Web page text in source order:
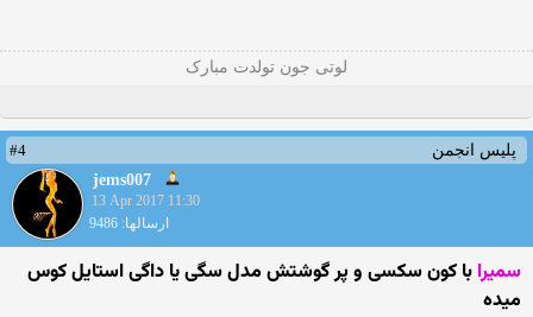
لوتی جون تولدت مبارک
پلیس انجمن
#4
jems007
13 Apr 2017 11:30
ارسالها: 9486
سمیرا با کون سکسی و پر گوشتش مدل سگی یا داگی استایل کوس
میده